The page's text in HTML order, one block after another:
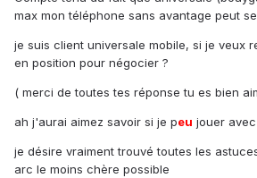
max mon téléphone sans avantage peut
je suis client universale mobile, si je veux
en position pour négocier ?
( merci de toutes tes réponse tu es bien
ah j'aurai aimez savoir si je peu jouer
je désire vraiment trouvé toutes les
arc le moins chère possible